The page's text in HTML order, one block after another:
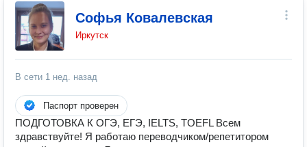
Софья Ковалевская
Иркутск
В сети 1 нед. назад
Паспорт проверен
ПОДГОТОВКА К ОГЭ, ЕГЭ, IELTS, TOEFL Всем
здравствуйте! Я работаю переводчиком/репетитором